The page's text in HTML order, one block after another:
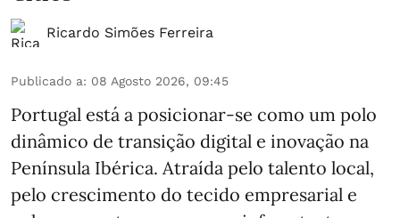
Ricardo Simões Ferreira
Publicado a: 08 Agosto 2026, 09:45
Portugal está a posicionar-se como um polo
dinâmico de transição digital e inovação na
Península Ibérica. Atraída pelo talento local,
pelo crescimento do tecido empresarial e